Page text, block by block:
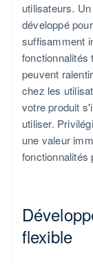
utilisateurs.
développé
suffisamment
fonctionnalités
peuvent
chez les
votre produit
utiliser.
une valeur
fonctionnalités
flexible